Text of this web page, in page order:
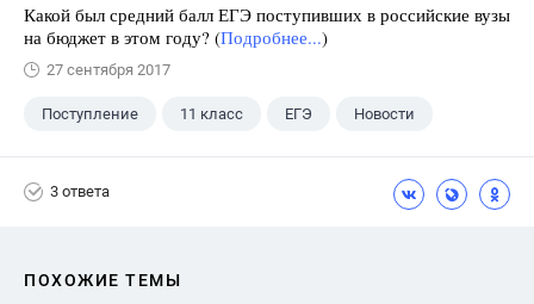
Какой был средний балл ЕГЭ поступивших в российские вузы
на бюджет в этом году? (Подробнее...)
27 сентября 2017
Поступление 11 класс ЕГЭ Новости
3 ответа
ПОХОЖИЕ ТЕМЫ